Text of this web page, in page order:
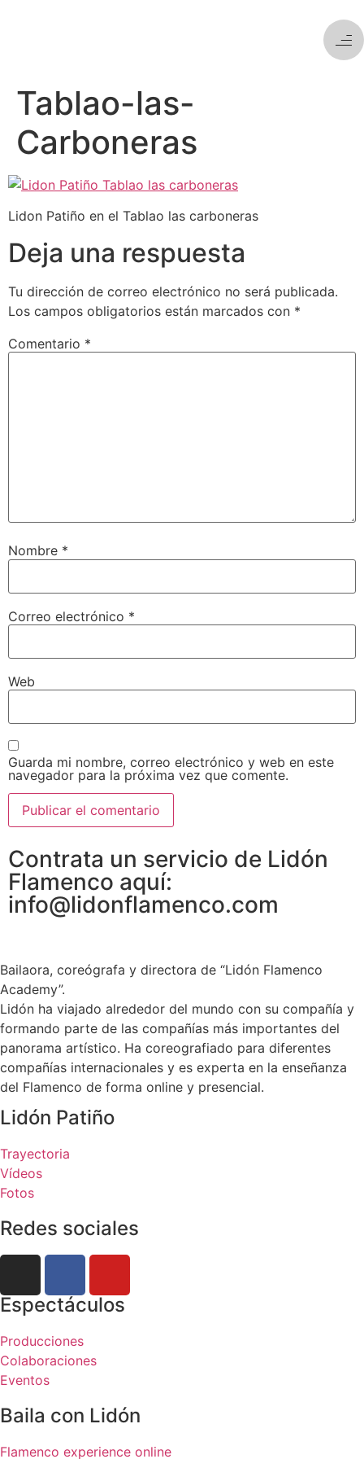
Tablao-las-
Carboneras
Lidon Patiño en el Tablao las carboneras
Deja una respuesta
Tu dirección de correo electrónico no será publicada.
Los campos obligatorios están marcados con *
Comentario *
Nombre *
Correo electrónico *
Web
Guarda mi nombre, correo electrónico y web en este
navegador para la próxima vez que comente.
Contrata un servicio de Lidón
Flamenco aquí:
info@lidonflamenco.com
Bailaora, coreógrafa y directora de “Lidón Flamenco
Academy”.
Lidón ha viajado alrededor del mundo con su compañía y
formando parte de las compañías más importantes del
panorama artístico. Ha coreografiado para diferentes
compañías internacionales y es experta en la enseñanza
del Flamenco de forma online y presencial.
Lidón Patiño
Trayectoria
Vídeos
Fotos
Redes sociales
Espectáculos
Producciones
Colaboraciones
Eventos
Baila con Lidón
Flamenco experience online